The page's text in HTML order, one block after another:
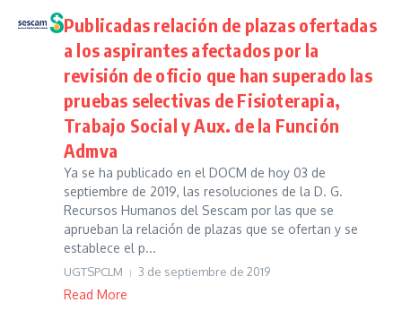
Publicadas relación de plazas ofertadas
a los aspirantes afectados por la
revisión de oficio que han superado las
pruebas selectivas de Fisioterapia,
Trabajo Social y Aux. de la Función
Admva
Ya se ha publicado en el DOCM de hoy 03 de
septiembre de 2019, las resoluciones de la D. G.
Recursos Humanos del Sescam por las que se
aprueban la relación de plazas que se ofertan y se
establece el p...
UGTSPCLM 3 de septiembre de 2019
Read More